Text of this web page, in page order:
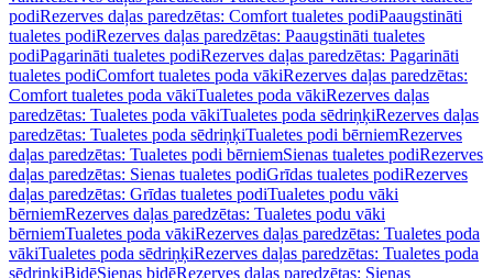
podiRezerves daļas paredzētas: Comfort tualetes podiPaaugstināti
tualetes podiRezerves daļas paredzētas: Paaugstināti tualetes
podiPagarināti tualetes podiRezerves daļas paredzētas: Pagarināti
tualetes podiComfort tualetes poda vākiRezerves daļas paredzētas:
Comfort tualetes poda vākiTualetes poda vākiRezerves daļas
paredzētas: Tualetes poda vākiTualetes poda sēdriņķiRezerves daļas
paredzētas: Tualetes poda sēdriņķiTualetes podi bērniemRezerves
daļas paredzētas: Tualetes podi bērniemSienas tualetes podiRezerves
daļas paredzētas: Sienas tualetes podiGrīdas tualetes podiRezerves
daļas paredzētas: Grīdas tualetes podiTualetes podu vāki
bērniemRezerves daļas paredzētas: Tualetes podu vāki
bērniemTualetes poda vākiRezerves daļas paredzētas: Tualetes poda
vākiTualetes poda sēdriņķiRezerves daļas paredzētas: Tualetes poda
sēdriņķiBidēSienas bidēRezerves daļas paredzētas: Sienas